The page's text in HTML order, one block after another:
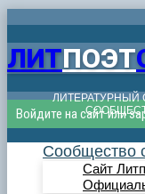
ЛИТПОЭТ
ЛИТЕРАТУРНЫЙ
Войдите на сайт или
Сообщество
Сайт